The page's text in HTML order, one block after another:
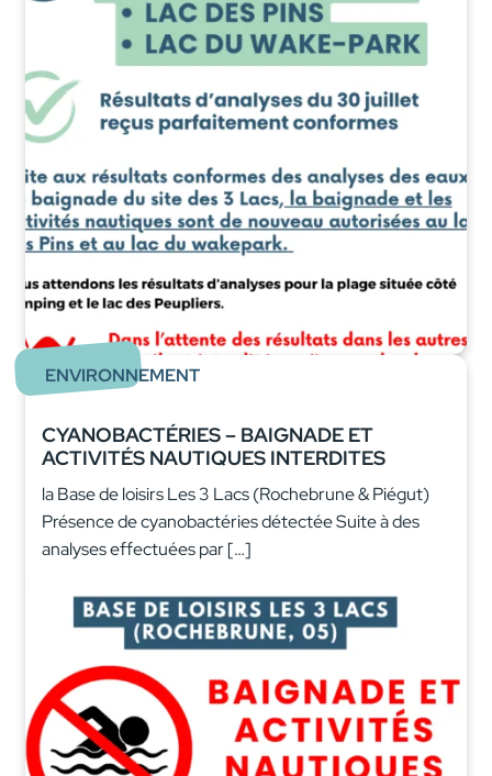
ENVIRONNEMENT
CYANOBACTÉRIES – BAIGNADE ET
ACTIVITÉS NAUTIQUES INTERDITES
la Base de loisirs Les 3 Lacs (Rochebrune & Piégut)
Présence de cyanobactéries détectée Suite à des
analyses effectuées par […]